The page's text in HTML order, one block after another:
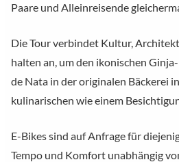
Paare und Alleinreisende
Die Tour verbindet Kultur,
halten an, um den ikonischen
de Nata in der originalen Bäckerei
kulinarischen wie einem
E-Bikes sind auf Anfrage für
Tempo und Komfort unabhängig